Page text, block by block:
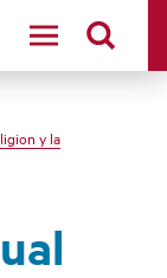
y la